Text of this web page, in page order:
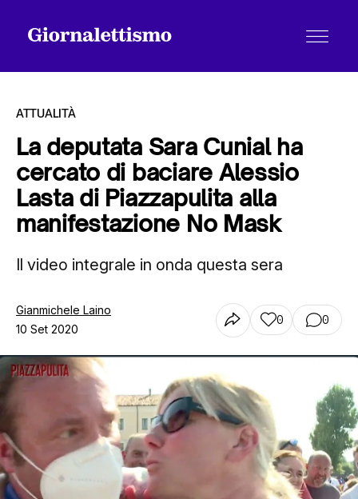
Tutti gli articoli
Contatti
ATTUALITÀ
La deputata Sara Cunial ha
cercato di baciare Alessio
Lasta di Piazzapulita alla
manifestazione No Mask
Il video integrale in onda questa sera
Gianmichele Laino
10 Set 2020
0 0